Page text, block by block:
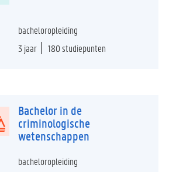
bacheloropleiding
3 jaar
180 studiepunten
Bachelor in de
criminologische
wetenschappen
bacheloropleiding